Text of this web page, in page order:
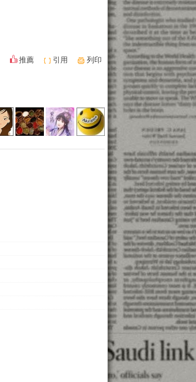
推薦 引用 列印